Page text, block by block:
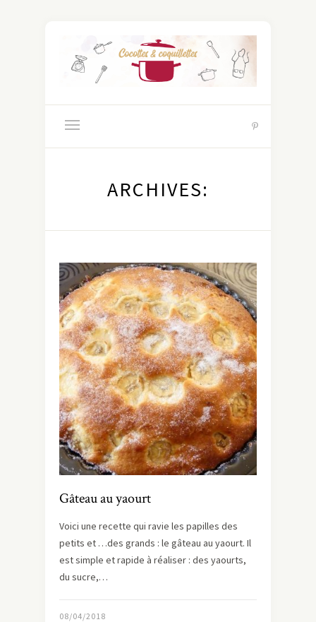
ARCHIVES:
Gâteau au yaourt
Voici une recette qui ravie les papilles des
petits et …des grands : le gâteau au yaourt. Il
est simple et rapide à réaliser : des yaourts,
du sucre,…
08/04/2018